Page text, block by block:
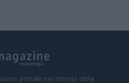
portale nel mondo della